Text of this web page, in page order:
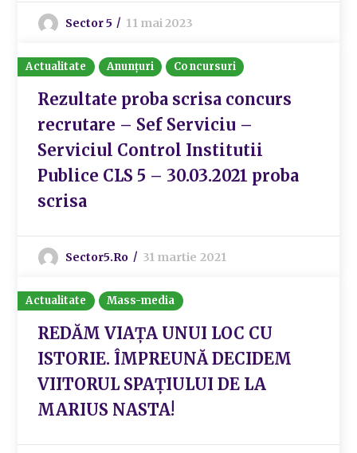
Sector 5 11 mai 2023
Actualitate Anunțuri Concursuri
Rezultate proba scrisa concurs
recrutare – Sef Serviciu –
Serviciul Control Institutii
Publice CLS 5 – 30.03.2021 proba
scrisa
Sector5.ro 31 martie 2021
Actualitate Mass-media
REDĂM VIAȚA UNUI LOC CU
ISTORIE. ÎMPREUNĂ DECIDEM
VIITORUL SPAȚIULUI DE LA
MARIUS NASTA!